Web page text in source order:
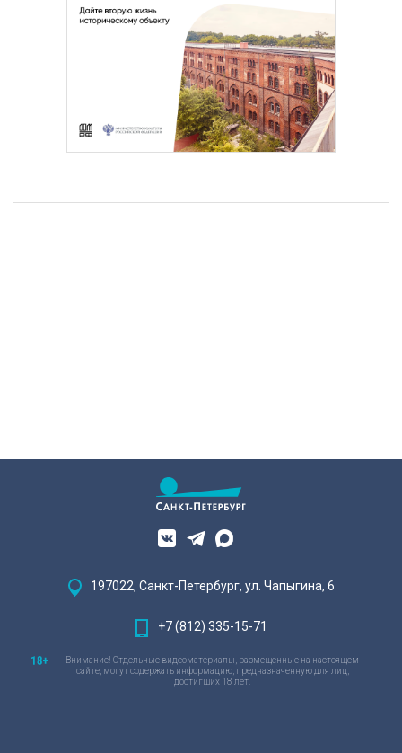
197022, Санкт-Петербург, ул. Чапыгина, 6
+7 (812) 335-15-71
Внимание! Отдельные видеоматериалы, размещенные на настоящем
сайте, могут содержать информацию, предназначенную для лиц,
достигших 18 лет.